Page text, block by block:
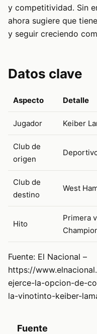
y competitividad. Sin
ahora sugiere que
y seguir creciendo
Datos clave
Aspecto Detalle
Jugador Keiber
Club de
origen
Club de
destino
West
Hito
Primera
Fuente: El Nacional –
https://
ejerce-la-opcion-de-
la-vinotinto-keiber-
Fuente